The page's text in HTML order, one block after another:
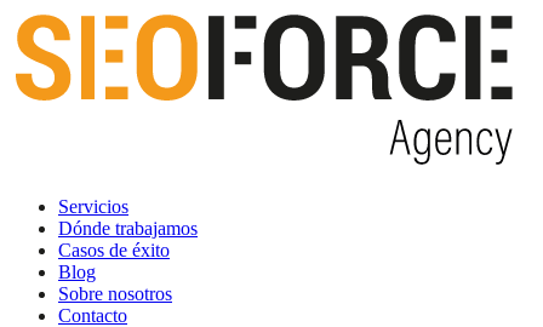
Servicios
Dónde trabajamos
Casos de éxito
Blog
Sobre nosotros
Contacto